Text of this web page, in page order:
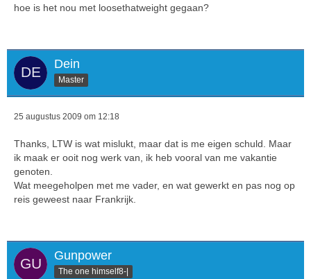
hoe is het nou met loosethatweight gegaan?
Dein
Master
25 augustus 2009 om 12:18
Thanks, LTW is wat mislukt, maar dat is me eigen schuld. Maar
ik maak er ooit nog werk van, ik heb vooral van me vakantie
genoten.
Wat meegeholpen met me vader, en wat gewerkt en pas nog op
reis geweest naar Frankrijk.
Gunpower
The one himself8-|